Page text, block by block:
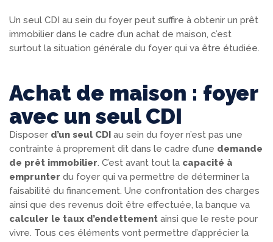
Un seul CDI au sein du foyer peut suffire à obtenir un prêt
immobilier dans le cadre d’un achat de maison, c’est
surtout la situation générale du foyer qui va être étudiée.
Achat de maison : foyer
avec un seul CDI
Disposer d’un seul CDI au sein du foyer n’est pas une
contrainte à proprement dit dans le cadre d’une demande
de prêt immobilier. C’est avant tout la capacité à
emprunter du foyer qui va permettre de déterminer la
faisabilité du financement. Une confrontation des charges
ainsi que des revenus doit être effectuée, la banque va
calculer le taux d’endettement ainsi que le reste pour
vivre. Tous ces éléments vont permettre d’apprécier la